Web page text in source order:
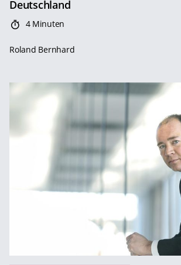
Deutschland
4 Minuten
Roland Bernhard